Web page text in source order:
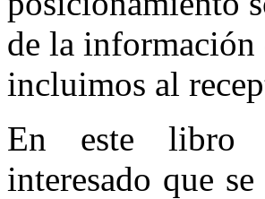
de la información
incluimos al
En este libro
interesado que